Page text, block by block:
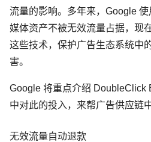
流量的影响。多年来，Google
媒体资产不被无效流量占据，现
这些技术，保护广告生态系统中
害。
Google 将重点介绍 DoubleClick
中对此的投入，来帮广告供应链
无效流量自动退款